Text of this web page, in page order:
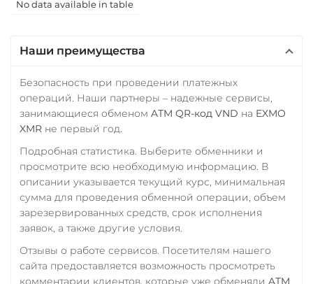
No data available in table
Наши преимущества
Безопасность при проведении платежных
операций. Наши партнеры – надежные сервисы,
занимающиеся обменом ATM QR-код VND на EXMO
XMR не первый год.
Подробная статистика. Выберите обменники и
просмотрите всю необходимую информацию. В
описании указывается текущий курс, минимальная
сумма для проведения обменной операции, объем
зарезервированных средств, срок исполнения
заявок, а также другие условия.
Отзывы о работе сервисов. Посетителям нашего
сайта предоставляется возможность просмотреть
комментарии клиентов, которые уже обменяли ATM